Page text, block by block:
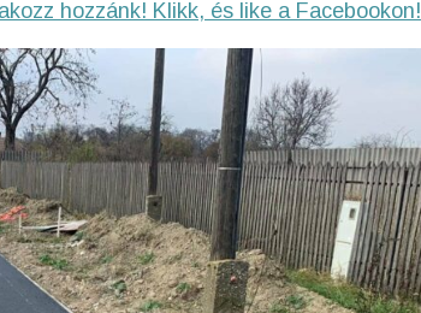
hozzánk! Klikk, és like a Facebookon!